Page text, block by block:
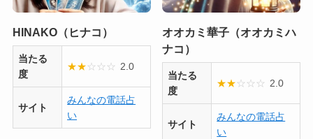
HINAKO（ヒナコ）
当たる
度
★★☆ ☆ ☆ 2.0
サイト
みんなの電話占
い
オオカミ華子（オオカミハ
ナコ）
当たる
度
★★☆ ☆ ☆ 2.0
サイト
みんなの電話占
い